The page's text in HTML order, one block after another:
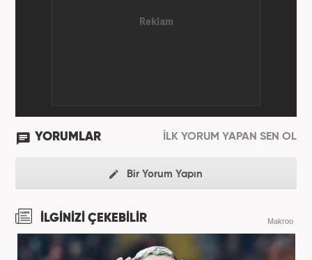
YORUMLAR İLK YORUM YAPAN SEN OL
Bir Yorum Yapın
İLGİNİZİ ÇEKEBİLİR Makroo